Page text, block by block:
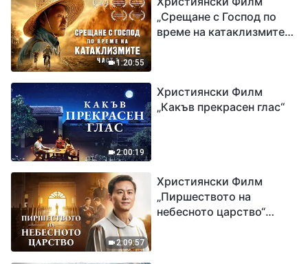
1:20:55
„Срещане с Господ по
време на катаклизмите“
2:00:19
Християнски Филм
„Какъв прекрасен глас“
2:09:57
Християнски Филм
„Пиршеството на
небесното царство“